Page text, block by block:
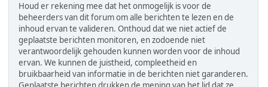
Houd er rekening mee dat het onmogelijk is voor de
beheerders van dit forum om alle berichten te lezen en de
inhoud ervan te valideren. Onthoud dat we niet actief de
geplaatste berichten monitoren, en zodoende niet
verantwoordelijk gehouden kunnen worden voor de inhoud
ervan. We kunnen de juistheid, compleetheid en
bruikbaarheid van informatie in de berichten niet garanderen.